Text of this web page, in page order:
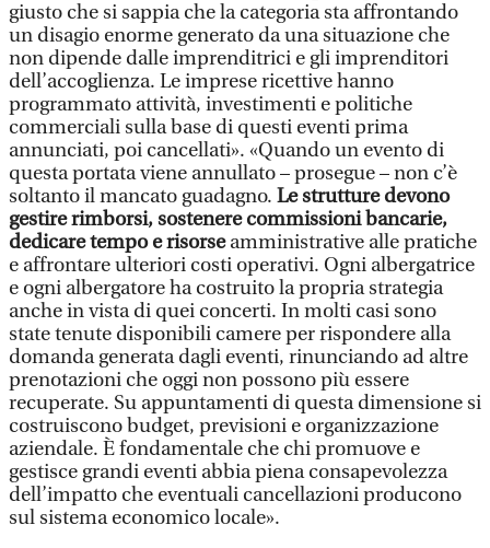
giusto che si sappia che la categoria sta affrontando
un disagio enorme generato da una situazione che
non dipende dalle imprenditrici e gli imprenditori
dell’accoglienza. Le imprese ricettive hanno
programmato attività, investimenti e politiche
commerciali sulla base di questi eventi prima
annunciati, poi cancellati». «Quando un evento di
questa portata viene annullato – prosegue – non c’è
soltanto il mancato guadagno. Le strutture devono
gestire rimborsi, sostenere commissioni bancarie,
dedicare tempo e risorseamministrative alle pratiche
e affrontare ulteriori costi operativi. Ogni albergatrice
e ogni albergatore ha costruito la propria strategia
anche in vista di quei concerti. In molti casi sono
state tenute disponibili camere per rispondere alla
domanda generata dagli eventi, rinunciando ad altre
prenotazioni che oggi non possono più essere
recuperate. Su appuntamenti di questa dimensione si
costruiscono budget, previsioni e organizzazione
aziendale. È fondamentale che chi promuove e
gestisce grandi eventi abbia piena consapevolezza
dell’impatto che eventuali cancellazioni producono
sul sistema economico locale».